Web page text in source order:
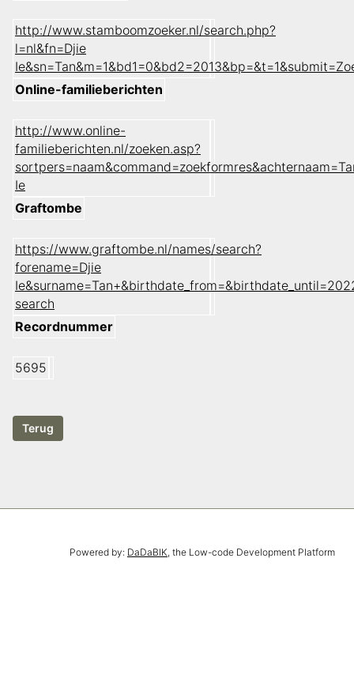
http://www.stamboomzoeker.nl/search.php?
l=nl&fn=Djie
Online-familieberichten
http://www.online-
familieberichten.nl/zoeken.asp?
Ie
Graftombe
https://www.graftombe.nl/names/search?
forename=Djie
search
Recordnummer
5695
Powered by: DaDaBIK, the Low-code Development Platform